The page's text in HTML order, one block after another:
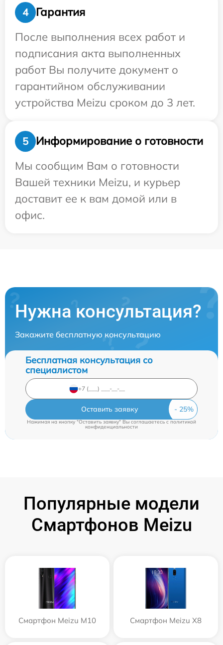
4
Гарантия
После выполнения всех работ и
подписания акта выполненных
работ Вы получите документ о
гарантийном обслуживании
устройства Meizu сроком до 3 лет.
5
Информирование о готовности
Мы сообщим Вам о готовности
Вашей техники Meizu, и курьер
доставит ее к вам домой или в
офис.
Нужна консультация?
Закажите бесплатную консультацию
Бесплатная консультация со
специалистом
Оставить заявку
Нажимая на кнопку "Оставить заявку" Вы соглашаетесь cполитикой
конфиденциальности
Популярные модели
Смартфонов Meizu
Смартфон Meizu M10 Смартфон Meizu X8